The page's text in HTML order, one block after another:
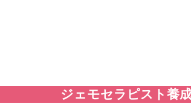
ジェモセラピスト養